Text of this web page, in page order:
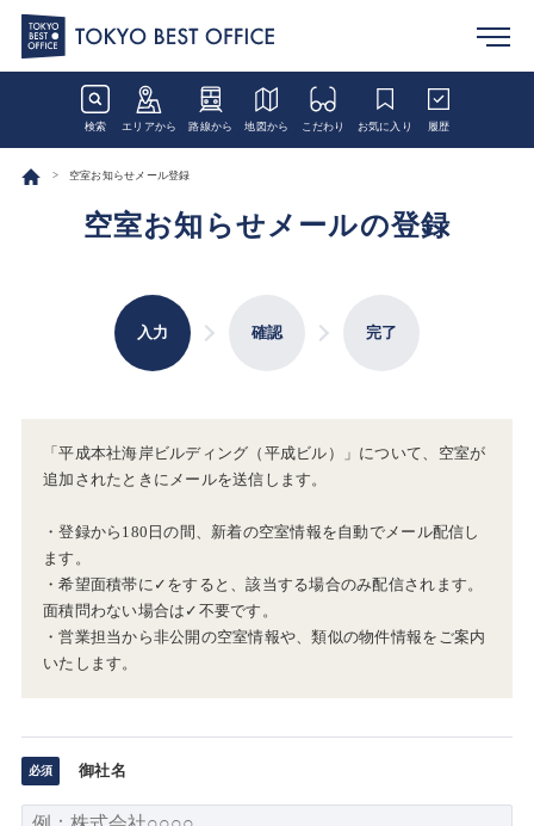
検索 エリアから 路線から 地図から こだわり お気に入り 履歴
空室お知らせメール登録
空室お知らせメールの登録
入力 確認 完了
「平成本社海岸ビルディング（平成ビル）」について、空室が
追加されたときにメールを送信します。
・登録から180日の間、新着の空室情報を自動でメール配信し
ます。
・希望面積帯に✓をすると、該当する場合のみ配信されます。
面積問わない場合は✓不要です。
・営業担当から非公開の空室情報や、類似の物件情報をご案内
いたします。
御社名